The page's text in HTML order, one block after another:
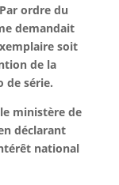
ordre du
demandait
soit
de la
de série.
ministère de
déclarant
national